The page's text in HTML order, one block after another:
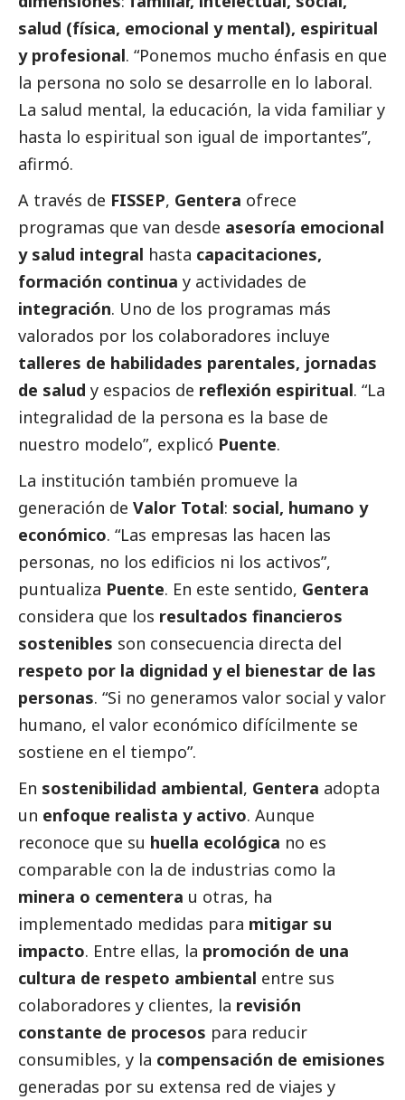
salud (física, emocional y mental), espiritual
y profesional. “Ponemos mucho énfasis en que
la persona no solo se desarrolle en lo laboral.
La salud mental, la educación, la vida familiar y
hasta lo espiritual son igual de importantes”,
afirmó.
A través de FISSEP, Gentera ofrece
programas que van desde asesoría emocional
y salud integral hasta capacitaciones,
formación continua y actividades de
integración. Uno de los programas más
valorados por los colaboradores incluye
talleres de habilidades parentales, jornadas
de salud y espacios de reflexión espiritual. “La
integralidad de la persona es la base de
nuestro modelo”, explicó Puente.
La institución también promueve la
generación de Valor Total: social, humano y
económico. “Las empresas las hacen las
personas, no los edificios ni los activos”,
puntualiza Puente. En este sentido, Gentera
considera que los resultados financieros
sostenibles son consecuencia directa del
respeto por la dignidad y el bienestar de las
personas. “Si no generamos valor social y valor
humano, el valor económico difícilmente se
sostiene en el tiempo”.
En sostenibilidad ambiental, Gentera adopta
un enfoque realista y activo. Aunque
reconoce que su huella ecológica no es
comparable con la de industrias como la
minera o cementera u otras, ha
implementado medidas para mitigar su
impacto. Entre ellas, la promoción de una
cultura de respeto ambiental entre sus
colaboradores y clientes, la revisión
constante de procesos para reducir
consumibles, y la compensación de emisiones
generadas por su extensa red de viajes y